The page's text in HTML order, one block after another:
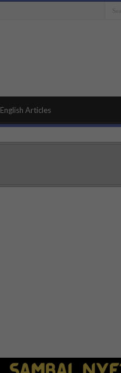
English Articles